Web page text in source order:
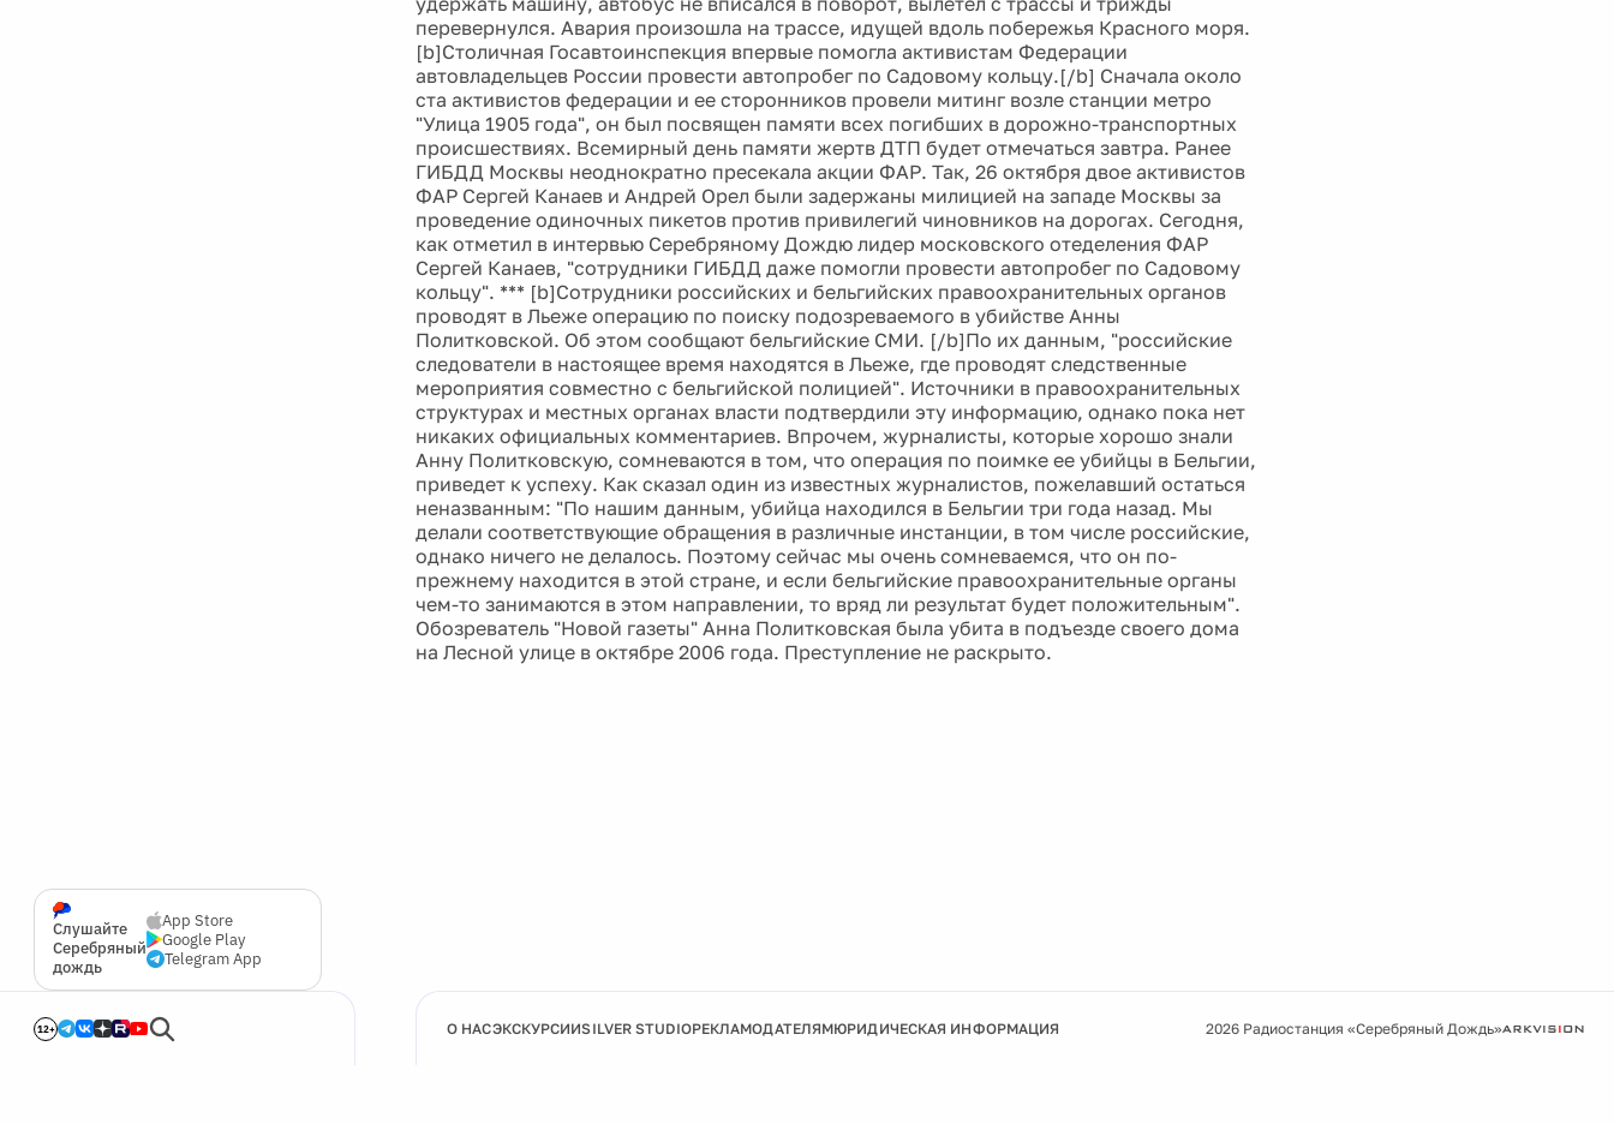
Слушайте
Серебряный
дождь
App Store
Google Play
Telegram App
12+
перевернулся. Авария произошла на трассе, идущей вдоль побережья Красного моря.
[b]Столичная Госавтоинспекция впервые помогла активистам Федерации
автовладельцев России провести автопробег по Садовому кольцу.[/b] Сначала около
ста активистов федерации и ее сторонников провели митинг возле станции метро
"Улица 1905 года", он был посвящен памяти всех погибших в дорожно-транспортных
происшествиях. Всемирный день памяти жертв ДТП будет отмечаться завтра. Ранее
ГИБДД Москвы неоднократно пресекала акции ФАР. Так, 26 октября двое активистов
ФАР Сергей Канаев и Андрей Орел были задержаны милицией на западе Москвы за
проведение одиночных пикетов против привилегий чиновников на дорогах. Сегодня,
как отметил в интервью Серебряному Дождю лидер московского отеделения ФАР
Сергей Канаев, "сотрудники ГИБДД даже помогли провести автопробег по Садовому
кольцу". *** [b]Сотрудники российских и бельгийских правоохранительных органов
проводят в Льеже операцию по поиску подозреваемого в убийстве Анны
Политковской. Об этом сообщают бельгийские СМИ. [/b]По их данным, "российские
следователи в настоящее время находятся в Льеже, где проводят следственные
мероприятия совместно с бельгийской полицией". Источники в правоохранительных
структурах и местных органах власти подтвердили эту информацию, однако пока нет
никаких официальных комментариев. Впрочем, журналисты, которые хорошо знали
Анну Политковскую, сомневаются в том, что операция по поимке ее убийцы в Бельгии,
приведет к успеху. Как сказал один из известных журналистов, пожелавший остаться
неназванным: "По нашим данным, убийца находился в Бельгии три года назад. Мы
делали соответствующие обращения в различные инстанции, в том числе российские,
однако ничего не делалось. Поэтому сейчас мы очень сомневаемся, что он по-
прежнему находится в этой стране, и если бельгийские правоохранительные органы
чем-то занимаются в этом направлении, то вряд ли результат будет положительным".
Обозреватель "Новой газеты" Анна Политковская была убита в подъезде своего дома
на Лесной улице в октябре 2006 года. Преступление не раскрыто.
О НАСЭКСКУРСИИSILVER STUDIOРЕКЛАМОДАТЕЛЯМЮРИДИЧЕСКАЯ ИНФОРМАЦИЯ 2026 Радиостанция «Серебряный Дождь»